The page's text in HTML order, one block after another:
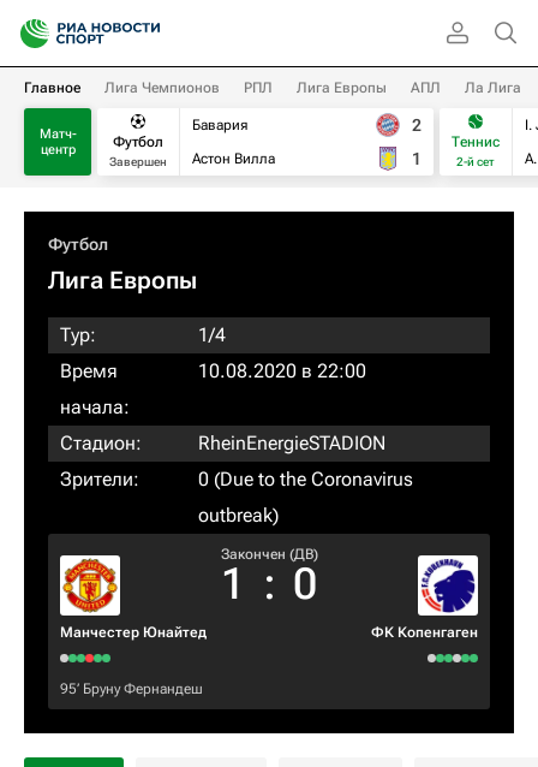
Главное Лига Чемпионов РПЛ Лига Европы АПЛ Ла Лига
Матч-
центр
Футбол
Завершен
Бавария
Астон Вилла
2
1
Теннис
2-й сет
I.
Футбол
Лига Европы
Тур:
1/4
Время
начала:
10.08.2020 в 22:00
Стадион:
RheinEnergieSTADION
Зрители:
0 (Due to the Coronavirus
outbreak)
Манчестер Юнайтед
Закончен (ДВ)
1 : 0
ФК Копенгаген
95‎’‎ Бруну Фернандеш